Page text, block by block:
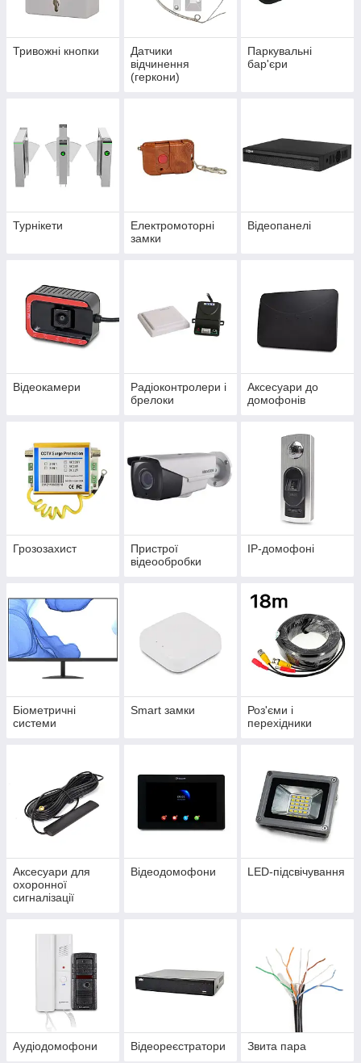
Тривожні кнопки
Датчики
відчинення
(геркони)
Паркувальні
бар'єри
Турнікети
Електромоторні
замки
Відеопанелі
Відеокамери
Радіоконтролери і
брелоки
Аксесуари до
домофонів
Грозозахист
Пристрої
відеообробки
IP-домофоні
Біометричні
системи
Smart замки
Роз'єми і
перехідники
Аксесуари для
охоронної
сигналізації
Відеодомофони LED-підсвічування
Аудіодомофони Відеореєстратори Звита пара